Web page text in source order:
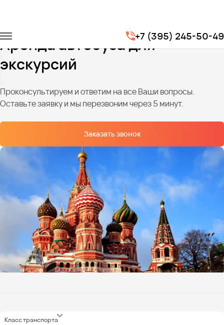
+7 (395) 245-50-49
Транспорт для экскурсий
Аренда автобуса для
экскурсий
Проконсультируем и ответим на все Ваши вопросы.
Оставьте заявку и мы перезвоним через 5 минут.
Заказать звонок
Класс транспорта